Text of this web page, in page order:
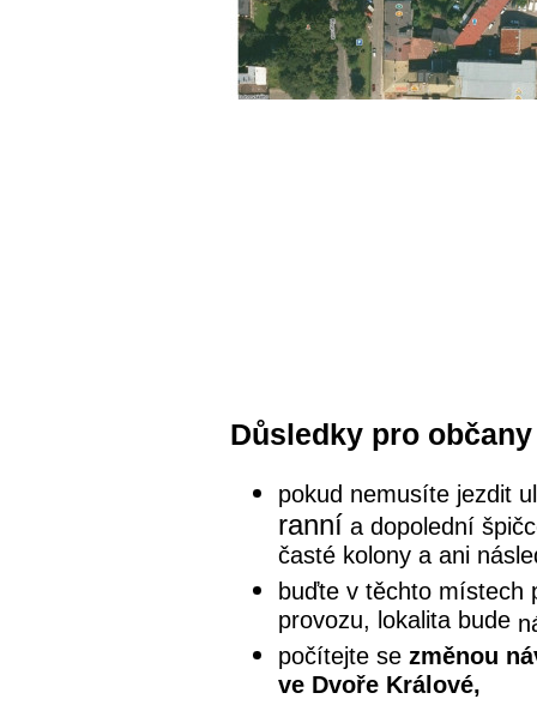
Důsledky pro
pokud nemusíte jezdit
ranní a dopolední
časté kolony a ani
buďte v těchto místech
provozu, lokalita bude
počítejte se změnou
ve Dvoře Králové,